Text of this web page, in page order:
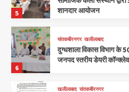
5
शानदार आयोजन
6
संतकबीरनगर खलीलाबाद
दुग्धशाला विकास विभाग के
जनपद स्तरीय डेयरी
खलीलाबाद संतकबीरनगर